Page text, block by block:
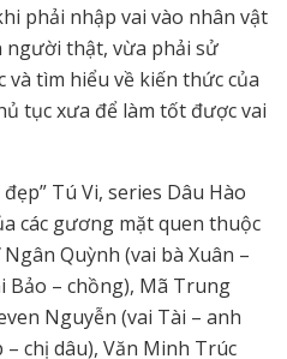
phải nhập vai vào nhân vật
người thật, vừa phải sử
tìm hiểu về kiến thức của
tục xưa để làm tốt được vai
Tú Vi, series Dâu Hào
các gương mặt quen thuộc
Quỳnh (vai bà Xuân –
Bảo – chồng), Mã Trung
Nguyễn (vai Tài – anh
chị dâu), Văn Minh Trúc